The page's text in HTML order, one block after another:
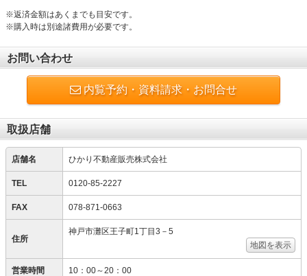
※返済金額はあくまでも目安です。
※購入時は別途諸費用が必要です。
お問い合わせ
内覧予約・資料請求・お問合せ
取扱店舗
店舗名 ひかり不動産販売株式会社
TEL 0120-85-2227
FAX 078-871-0663
住所
神戸市灘区王子町1丁目3－5
地図を表示
営業時間 10：00～20：00